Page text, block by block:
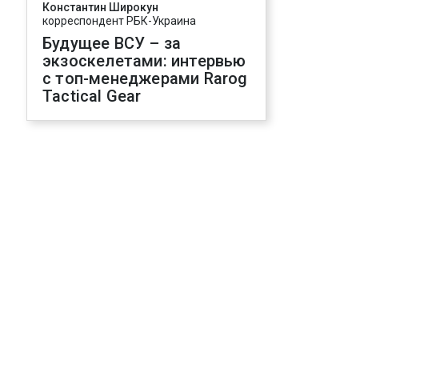
Константин Широкун
корреспондент РБК-Украина
Будущее ВСУ – за
экзоскелетами: интервью
с топ-менеджерами Rarog
Tactical Gear